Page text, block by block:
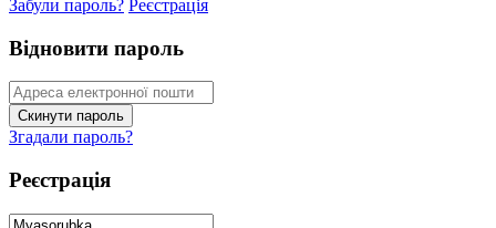
Забули пароль? Реєстрація
Відновити пароль
Згадали пароль?
Реєстрація